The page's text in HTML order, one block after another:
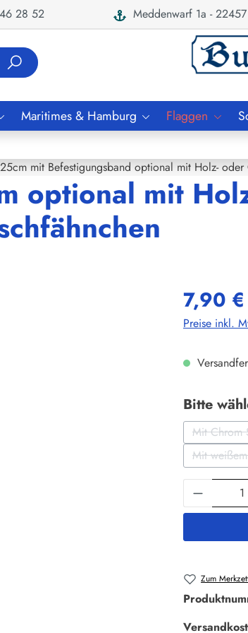
28 52 Meddenwarf 1a -
Maritimes & Hamburg Flaggen
mit Befestigungsband optional mit Holz- oder
optional mit
7,90 €
Preise inkl.
Bitte
Mit Chrom
Mit
Zum